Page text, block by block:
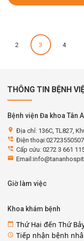
2 3 4
THÔNG TIN BỆNH
Bệnh viện Đa khoa Tân
location_on Địa chỉ: 136C, TL827,
perm_phone_msg Điện thoại:02723550507
perm_phone_msg Cấp cứu: 0272 3 661
email
Giờ làm việc
Khoa khám bệnh
calendar_today Thứ Hai đến Thứ
access_time Tiếp nhận bệnh